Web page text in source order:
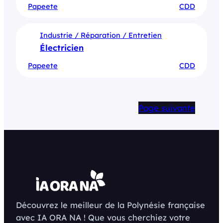
Papeete CDD
Industrie / Réparation / Entretien
Électricien
Papeete CDD
Page suivante
Découvrez le meilleur de la Polynésie française
avec IA ORA NA ! Que vous cherchiez votre